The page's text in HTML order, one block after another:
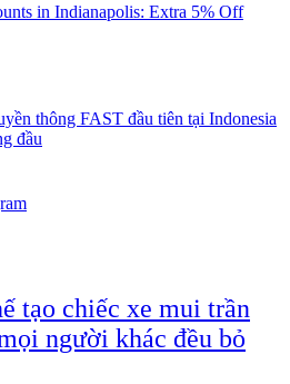
in Indianapolis: Extra 5% Off
thông FAST đầu tiên tại Indonesia
đầu
tạo chiếc xe mui trần
người khác đều bỏ